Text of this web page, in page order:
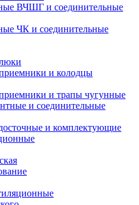
ВЧШГ и соединительные
ЧК и соединительные
и колодцы
и трапы чугунные
и соединительные
и комплектующие